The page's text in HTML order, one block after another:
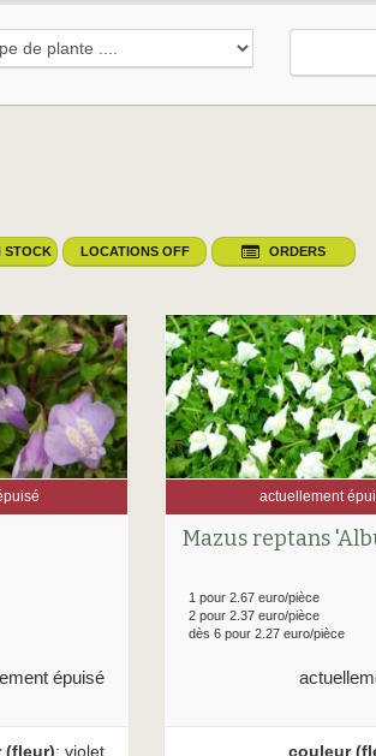
STOCK LOCATIONS OFF ORDERS
épuisé
(fleur): violet
actuellement
Mazus reptans
1 pour 2.67 euro/pièce
2 pour 2.37 euro/pièce
dès 6 pour 2.27 euro/pièce
couleur